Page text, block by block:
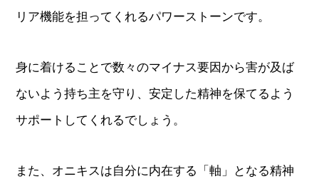
リア機能を担ってくれるパワーストーンです。
身に着けることで数々のマイナス要因から害が及ば
ないよう持ち主を守り、安定した精神を保てるよう
サポートしてくれるでしょう。
また、オニキスは自分に内在する「軸」となる精神